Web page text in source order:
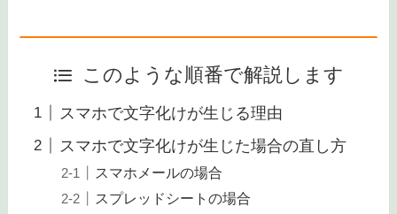
このような順番で解説します
スマホで文字化けが生じる理由
スマホで文字化けが生じた場合の直し方
スマホメールの場合
スプレッドシートの場合